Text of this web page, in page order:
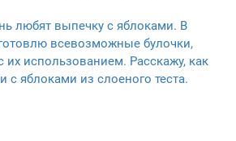
любят выпечку с яблоками. В
всевозможные булочки,
их использованием. Расскажу, как
с яблоками из слоеного теста.